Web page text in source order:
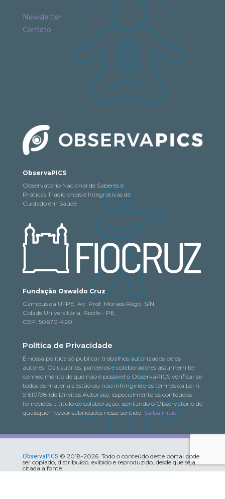
Newsletter
Contato
ObservaPICS
Observatório Nacional de Saberes e
Práticas Tradicionais e Integrativas de
Cuidado em Saúde
Fundação Oswaldo Cruz
Campus da UFPE, Av. Prof. Moraes Rego, S/N
Cidade Universitária, Recife - PE,
CEP: 50670-420
Política de Privacidade
É nossa política só publicar trabalhos autorizados pelos
autores. Os usuários, parceiros e colaboradores assumem ter
conhecimento de que não é possível o ObservaPICS verificar se
todos os materiais estão ou não infringindo os termos da Lei n.
9.610/98 (de Direitos Autorais), especialmente os conteúdos
fornecidos a título de colaboração, isentando o Observatório de
quaisquer responsabilidades nesse sentido. Saiba mais
ObservaPICS© 2018-2026. Todo o conteúdo deste portal pode
ser copiado, distribuído, exibido e reproduzido, desde que seja
citada a fonte.